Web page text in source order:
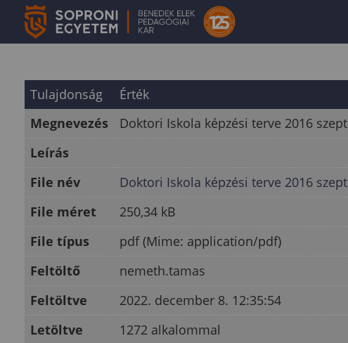
Tulajdonság
Érték
Megnevezés
Doktori Iskola képzési terve 2016
Leírás
File név
Doktori Iskola képzési terve 2016
File méret
250,34 kB
File típus
pdf (Mime: application/pdf)
Feltöltő
nemeth.tamas
Feltöltve
2022. december 8. 12:35:54
Letöltve
1272 alkalommal